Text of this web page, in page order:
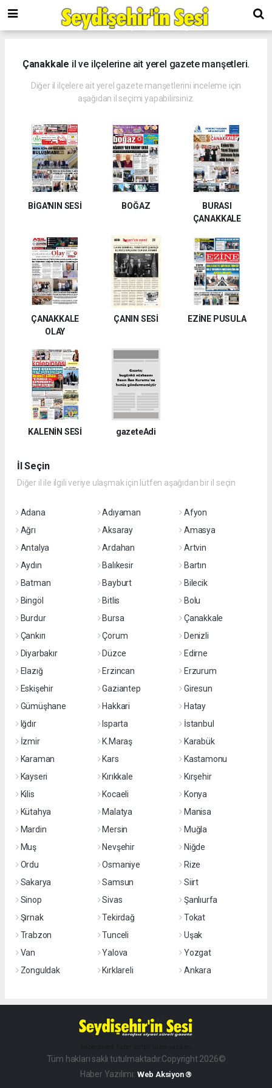
Çanakkale il ve ilçelerine ait yerel gazete manşetleri.
Diğer il ilçelere ait yerel gazete manşetlerini inceleme için
aşağıdan il seçimi yapabilirsiniz.
BİGA'NIN SESİ BOĞAZ
BURASI
ÇANAKKALE
ÇANAKKALE
OLAY
ÇANIN SESİ EZİNE PUSULA
KALENİN SESİ gazeteAdi
İl Seçin
Diğer il ile ilgili veriye ulaşmak için lütfen aşağıdan bir il seçin
Adana Adıyaman
Afyon
Ağrı
Aksaray
Amasya
Antalya
Ardahan
Artvin
Aydın
Balıkesir
Bartın
Batman
Bayburt
Bilecik
Bingöl
Bitlis
Bolu
Burdur
Bursa
Çanakkale
Çankırı
Çorum
Denizli
Diyarbakır
Düzce
Edirne
Elazığ
Erzincan
Erzurum
Eskişehir
Gaziantep
Giresun
Gümüşhane
Hakkari
Hatay
Iğdır
Isparta
İstanbul
İzmir
K.Maraş
Karabük
Karaman
Kars
Kastamonu
Kayseri
Kırıkkale
Kırşehir
Kilis
Kocaeli
Konya
Kütahya
Malatya
Manisa
Mardin
Mersin
Muğla
Muş
Nevşehir
Niğde
Ordu
Osmaniye
Rize
Sakarya
Samsun
Siirt
Sinop
Sivas
Şanlıurfa
Şırnak
Tekirdağ
Tokat
Trabzon
Tunceli
Uşak
Van
Yalova
Yozgat
Zonguldak
Kırklareli Ankara
Tüm hakları saklı tutulmaktadır.Copyright 2026©
Haber Yazılımı: Web Aksiyon ®